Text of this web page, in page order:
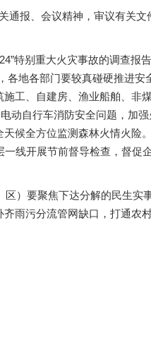
报、会议精神，审议有关文
特别重大火灾事故的调查报
各地各部门要较真碰硬推进安
工、自建房、渔业船舶、非
动自行车消防安全问题，加
候全方位监测森林火情火险
线开展节前督导检查，督促
）要聚焦下达分解的民生实
雨污分流管网缺口，打通农